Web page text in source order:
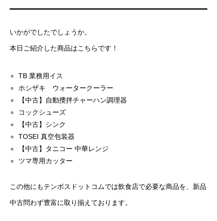
いかがでしたでしょうか。
本日ご紹介した商品はこちらです！
TB 業務用イス
ホシザキ ウォータークーラー
【中古】自動攪拌チャーハン調理器
コックシューズ
【中古】シンク
TOSEI 真空包装器
【中古】タニコー 中華レンジ
ツマ専用カッター
この他にもテンポスドットコムでは飲食店で必要な商品を、新品
中古問わず豊富に取り揃えております。